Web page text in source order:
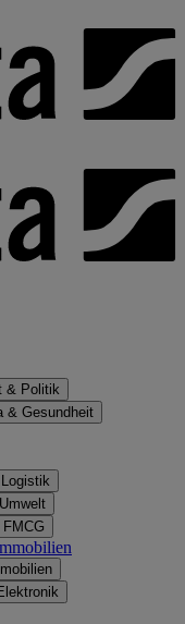
& Politik
& Gesundheit